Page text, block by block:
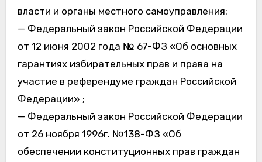
власти и органы местного самоуправления:
— Федеральный закон Российской Федерации
от 12 июня 2002 года № 67-ФЗ «Об основных
гарантиях избирательных прав и права на
участие в референдуме граждан Российской
Федерации» ;
— Федеральный закон Российской Федерации
от 26 ноября 1996г. №138-ФЗ «Об
обеспечении конституционных прав граждан